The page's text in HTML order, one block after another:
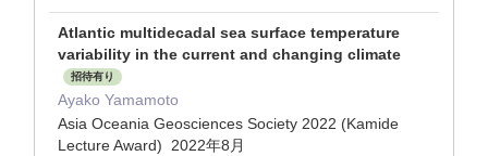
Atlantic multidecadal sea surface temperature
variability in the current and changing climate
招待有り
Ayako Yamamoto
Asia Oceania Geosciences Society 2022 (Kamide
Lecture Award) 2022年8月